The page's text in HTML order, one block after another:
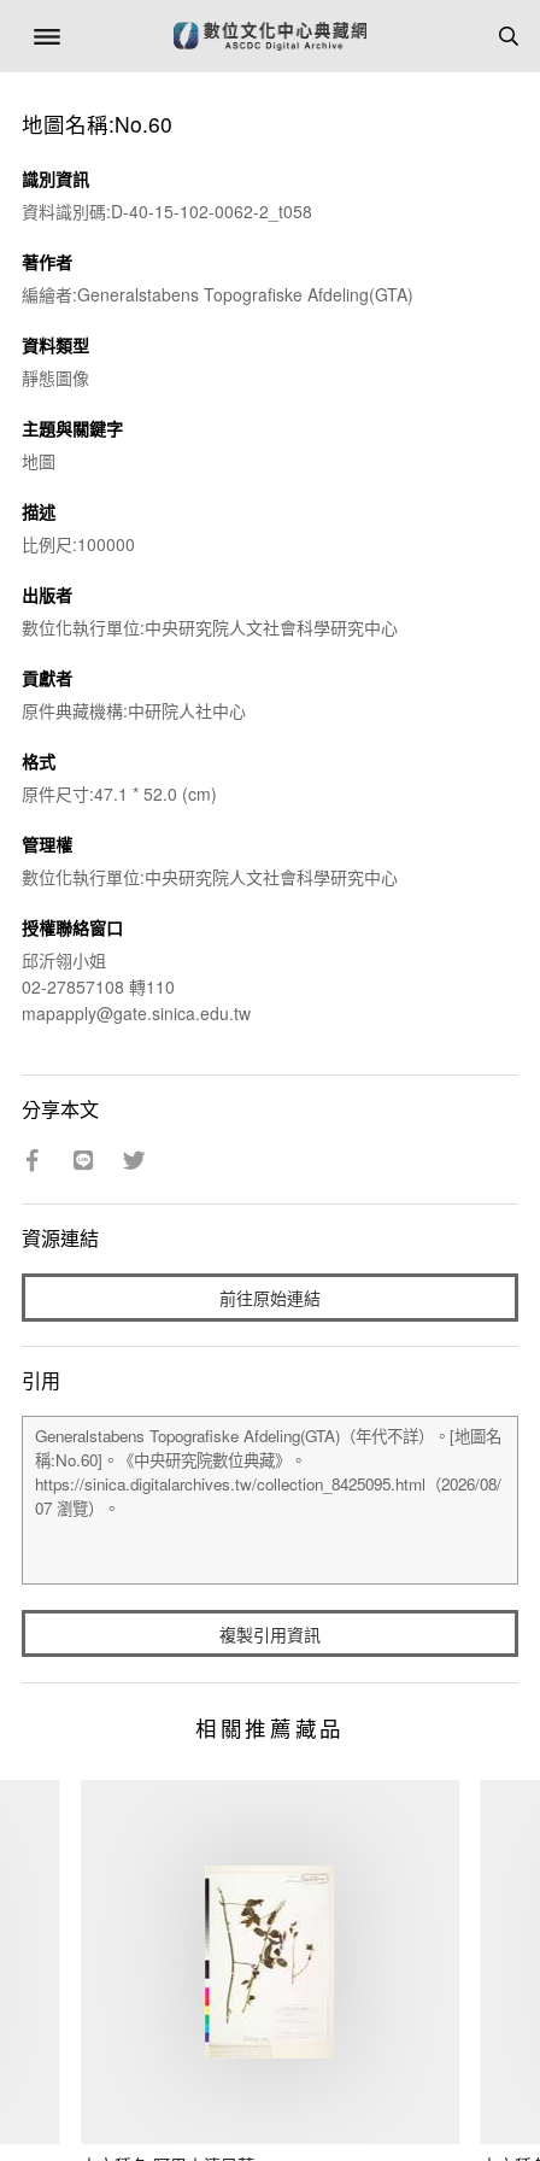
地圖名稱:No.60
識別資訊
資料識別碼:D-40-15-102-0062-2_t058
著作者
編繪者:Generalstabens Topografiske Afdeling(GTA)
資料類型
靜態圖像
主題與關鍵字
地圖
描述
比例尺:100000
出版者
數位化執行單位:中央研究院人文社會科學研究中心
貢獻者
原件典藏機構:中研院人社中心
格式
原件尺寸:47.1 * 52.0 (cm)
管理權
數位化執行單位:中央研究院人文社會科學研究中心
授權聯絡窗口
邱沂翎小姐
02-27857108 轉110
mapapply@gate.sinica.edu.tw
分享本文
資源連結
前往原始連結
引用
複製引用資訊
相關推薦藏品